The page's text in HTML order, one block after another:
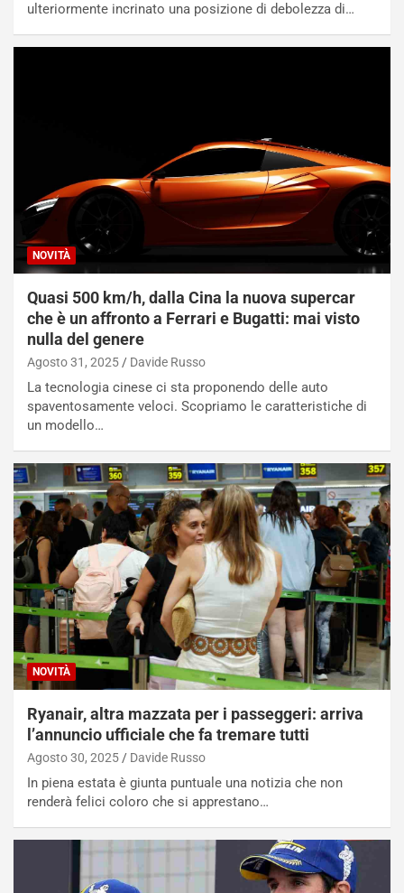
ulteriormente incrinato una posizione di debolezza di…
NOVITÀ
Quasi 500 km/h, dalla Cina la nuova supercar
che è un affronto a Ferrari e Bugatti: mai visto
nulla del genere
Agosto 31, 2025 Davide Russo
La tecnologia cinese ci sta proponendo delle auto
spaventosamente veloci. Scopriamo le caratteristiche di
un modello…
NOVITÀ
Ryanair, altra mazzata per i passeggeri: arriva
l’annuncio ufficiale che fa tremare tutti
Agosto 30, 2025 Davide Russo
In piena estata è giunta puntuale una notizia che non
renderà felici coloro che si apprestano…